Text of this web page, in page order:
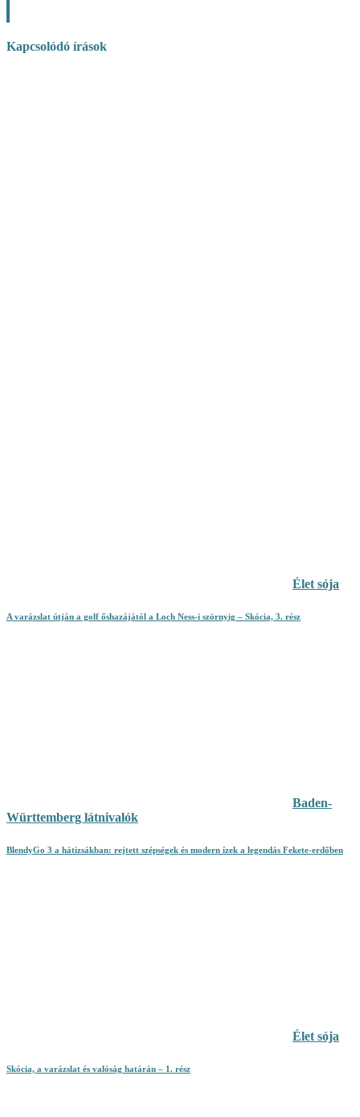
Kapcsolódó írások
Élet sója
A varázslat útján a golf őshazájától a Loch Ness-i szörnyig – Skócia, 3. rész
Baden-
Württemberg látnivalók
BlendyGo 3 a hátizsákban: rejtett szépségek és modern ízek a legendás Fekete-erdőben
Élet sója
Skócia, a varázslat és valóság határán – 1. rész